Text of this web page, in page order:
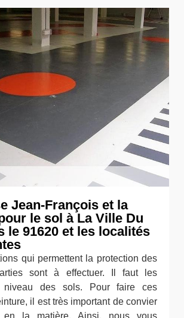
Jean-François et la
le sol à La Ville Du
le 91620 et les localités
qui permettent la protection des
sont à effectuer. Il faut les
niveau des sols. Pour faire ces
il est très important de convier
en la matière. Ainsi, nous vous